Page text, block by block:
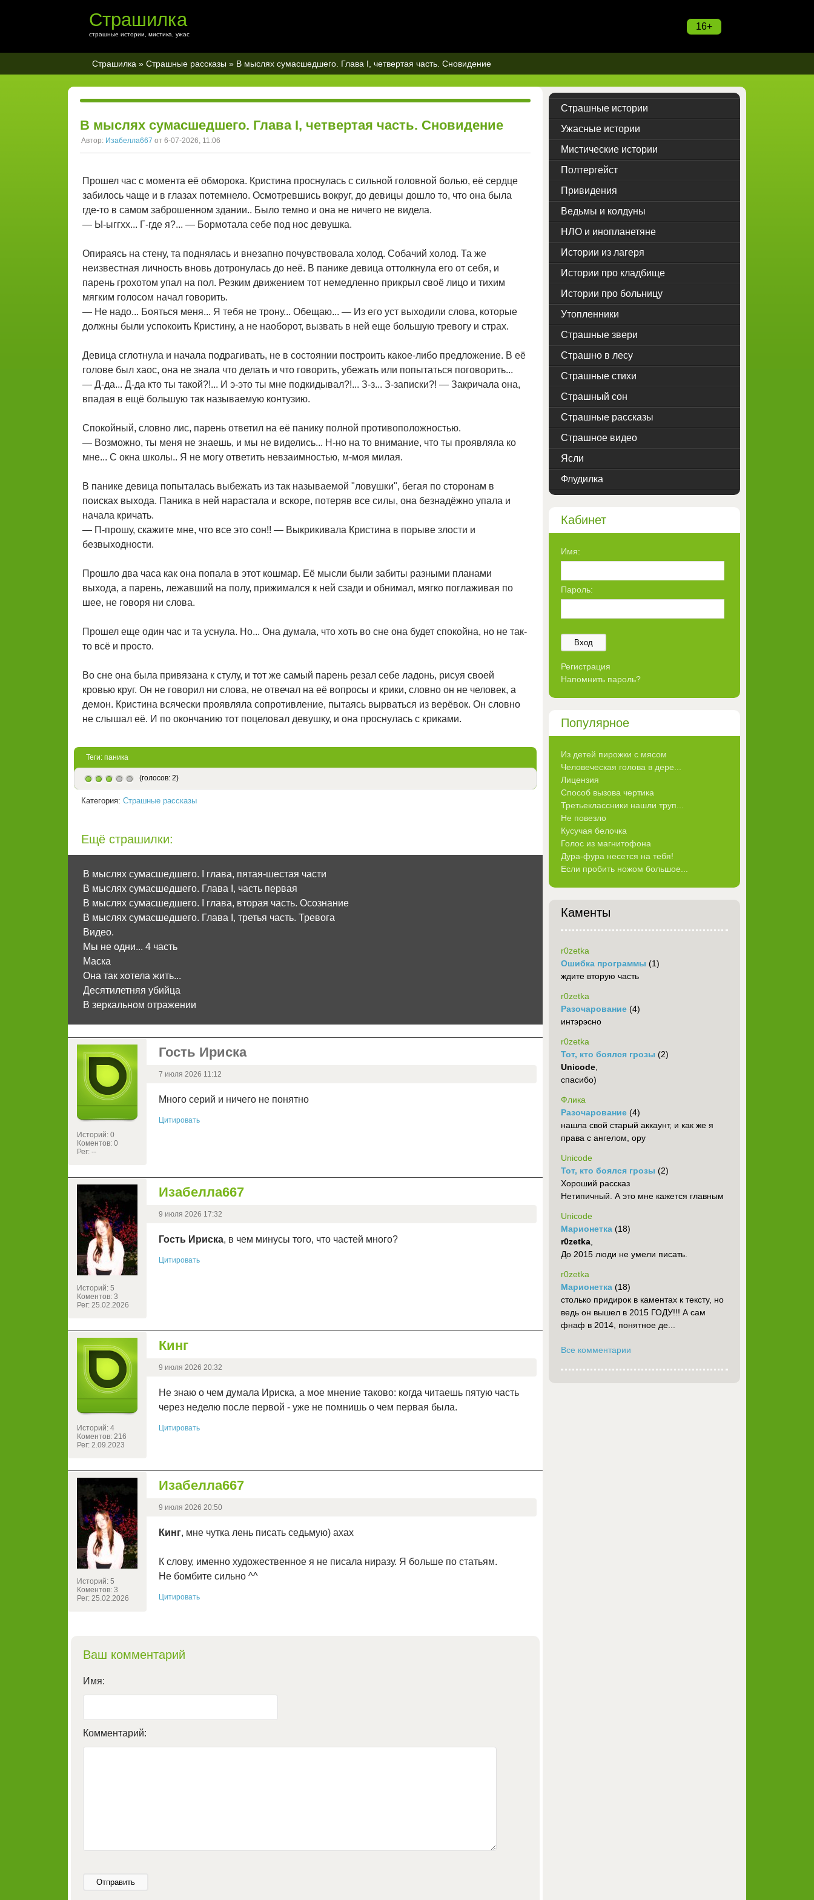
16+
Страшилка
страшные истории, мистика, ужас
Страшилка » Страшные рассказы » В мыслях сумасшедшего. Глава I, четвертая часть. Сновидение
В мыслях сумасшедшего. Глава I, четвертая часть. Сновидение
Автор: Изабелла667 от 6-07-2026, 11:06
Прошел час с момента её обморока. Кристина проснулась с сильной головной болью, её сердце
забилось чаще и в глазах потемнело. Осмотревшись вокруг, до девицы дошло то, что она была
где-то в самом заброшенном здании.. Было темно и она не ничего не видела.
— Ы-ыггхх... Г-где я?... — Бормотала себе под нос девушка.
Опираясь на стену, та поднялась и внезапно почувствовала холод. Собачий холод. Та же
неизвестная личность вновь дотронулась до неё. В панике девица оттолкнула его от себя, и
парень грохотом упал на пол. Резким движением тот немедленно прикрыл своё лицо и тихим
мягким голосом начал говорить.
— Не надо... Бояться меня... Я тебя не трону... Обещаю... — Из его уст выходили слова, которые
должны были успокоить Кристину, а не наоборот, вызвать в ней еще большую тревогу и страх.
Девица сглотнула и начала подрагивать, не в состоянии построить какое-либо предложение. В её
голове был хаос, она не знала что делать и что говорить, убежать или попытаться поговорить...
— Д-да... Д-да кто ты такой?!... И э-это ты мне подкидывал?!... З-з... З-записки?! — Закричала она,
впадая в ещё большую так называемую контузию.
Спокойный, словно лис, парень ответил на её панику полной противоположностью.
— Возможно, ты меня не знаешь, и мы не виделись... Н-но на то внимание, что ты проявляла ко
мне... С окна школы.. Я не могу ответить невзаимностью, м-моя милая.
В панике девица попыталась выбежать из так называемой "ловушки", бегая по сторонам в
поисках выхода. Паника в ней нарастала и вскоре, потеряв все силы, она безнадёжно упала и
начала кричать.
— П-прошу, скажите мне, что все это сон!! — Выкрикивала Кристина в порыве злости и
безвыходности.
Прошло два часа как она попала в этот кошмар. Её мысли были забиты разными планами
выхода, а парень, лежавший на полу, прижимался к ней сзади и обнимал, мягко поглаживая по
шее, не говоря ни слова.
Прошел еще один час и та уснула. Но... Она думала, что хоть во сне она будет спокойна, но не так-
то всё и просто.
Во сне она была привязана к стулу, и тот же самый парень резал себе ладонь, рисуя своей
кровью круг. Он не говорил ни слова, не отвечал на её вопросы и крики, словно он не человек, а
демон. Кристина всячески проявляла сопротивление, пытаясь вырваться из верёвок. Он словно
не слышал её. И по окончанию тот поцеловал девушку, и она проснулась с криками.
Теги: паника
(голосов: 2)
Категория: Страшные рассказы
Ещё страшилки:
В мыслях сумасшедшего. I глава, пятая-шестая части
В мыслях сумасшедшего. Глава I, часть первая
В мыслях сумасшедшего. I глава, вторая часть. Осознание
В мыслях сумасшедшего. Глава I, третья часть. Тревога
Видео.
Мы не одни... 4 часть
Маска
Она так хотела жить...
Десятилетняя убийца
В зеркальном отражении
Историй: 0
Коментов: 0
Рег: --
Гость Ириска
7 июля 2026 11:12
Много серий и ничего не понятно
Цитировать
Историй: 5
Коментов: 3
Рег: 25.02.2026
Изабелла667
9 июля 2026 17:32
Гость Ириска, в чем минусы того, что частей много?
Цитировать
Историй: 4
Коментов: 216
Рег: 2.09.2023
Кинг
9 июля 2026 20:32
Не знаю о чем думала Ириска, а мое мнение таково: когда читаешь пятую часть
через неделю после первой - уже не помнишь о чем первая была.
Цитировать
Историй: 5
Коментов: 3
Рег: 25.02.2026
Изабелла667
9 июля 2026 20:50
Кинг, мне чутка лень писать седьмую) ахах
К слову, именно художественное я не писала ниразу. Я больше по статьям.
Не бомбите сильно ^^
Цитировать
Ваш комментарий
Имя:
Комментарий:
Отправить
Страшные истории
Ужасные истории
Мистические истории
Полтергейст
Привидения
Ведьмы и колдуны
НЛО и инопланетяне
Истории из лагеря
Истории про кладбище
Истории про больницу
Утопленники
Страшные звери
Страшно в лесу
Страшные стихи
Страшный сон
Страшные рассказы
Страшное видео
Ясли
Флудилка
Кабинет
Имя:
Пароль:
Вход
Регистрация
Напомнить пароль?
Популярное
Из детей пирожки с мясом
Человеческая голова в дере...
Лицензия
Способ вызова чертика
Третьеклассники нашли труп...
Не повезло
Кусучая белочка
Голос из магнитофона
Дура-фура несется на тебя!
Если пробить ножом большое...
Каменты
r0zetka
Ошибка программы (1)
ждите вторую часть
r0zetka
Разочарование (4)
интэрэсно
r0zetka
Тот, кто боялся грозы (2)
Unicode
спасибо)
Флика
Разочарование (4)
нашла свой старый аккаунт, и как же я
права с ангелом, ору
Unicode
Тот, кто боялся грозы (2)
Хороший рассказ
Нетипичный. А это мне кажется главным
Unicode
Марионетка (18)
r0zetka
До 2015 люди не умели писать.
r0zetka
Марионетка (18)
столько придирок в каментах к тексту, но
ведь он вышел в 2015 ГОДУ!!! А сам
фнаф в 2014, понятное де...
Все комментарии